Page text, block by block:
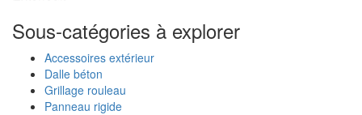
Sous-catégories à explorer
Accessoires extérieur
Dalle béton
Grillage rouleau
Panneau rigide